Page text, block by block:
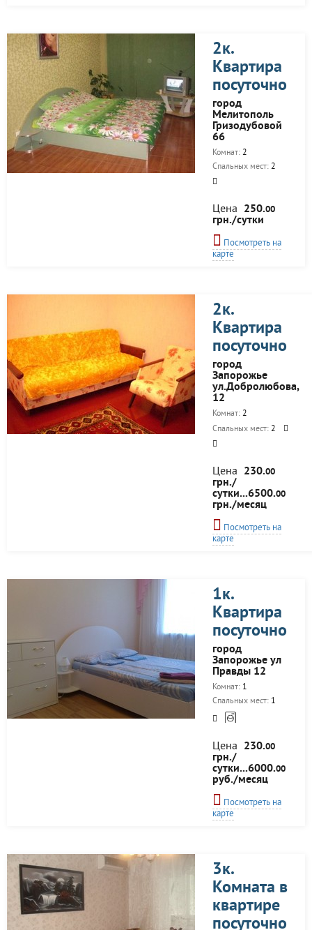
2к.
Квартира
посуточно
город
Мелитополь
Гризодубовой
66
Комнат: 2
Спальных мест: 2
Цена 250.00
грн./сутки
Посмотреть на
карте
2к.
Квартира
посуточно
город
Запорожье
ул.Добролюбова,
12
Комнат: 2
Спальных мест: 2
Цена 230.00
грн./
сутки...6500.00
грн./месяц
Посмотреть на
карте
1к.
Квартира
посуточно
город
Запорожье ул
Правды 12
Комнат: 1
Спальных мест: 1
Цена 230.00
грн./
сутки...6000.00
руб./месяц
Посмотреть на
карте
3к.
Комната в
квартире
посуточно